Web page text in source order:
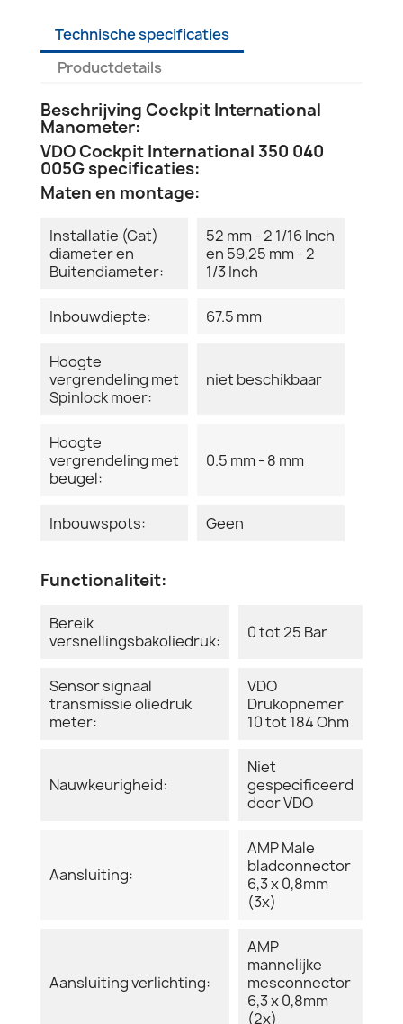
Technische specificaties
Productdetails
Beschrijving Cockpit International
Manometer:
VDO Cockpit International 350 040
005G specificaties:
Maten en montage:
Installatie (Gat)
diameter en
Buitendiameter:
52 mm - 2 1/16 Inch
en 59,25 mm - 2
1/3 Inch
Inbouwdiepte: 67.5 mm
Hoogte
vergrendeling met
Spinlock moer:
niet beschikbaar
Hoogte
vergrendeling met
beugel:
0.5 mm - 8 mm
Inbouwspots: Geen
Functionaliteit:
Bereik
versnellingsbakoliedruk:
0 tot 25 Bar
Sensor signaal
transmissie oliedruk
meter:
VDO
Drukopnemer
10 tot 184 Ohm
Nauwkeurigheid:
Niet
gespecificeerd
door VDO
Aansluiting:
AMP Male
bladconnector
6,3 x 0,8mm
(3x)
Aansluiting verlichting:
AMP
mannelijke
mesconnector
6,3 x 0,8mm
(2x)